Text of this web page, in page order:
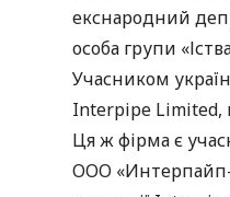
екснародний
особа групи
Учасником
Interpipe Limited,
Ця ж фірма є
ООО «Интерпайп-